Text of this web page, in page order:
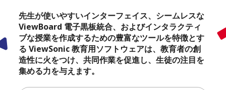
先生が使いやすいインターフェイス、シームレスな
ViewBoard 電子黒板統合、およびインタラクティ
ブな授業を作成するための豊富なツールを特徴とす
る ViewSonic 教育用ソフトウェアは、教育者の創
造性に火をつけ、共同作業を促進し、生徒の注目を
集める力を与えます。